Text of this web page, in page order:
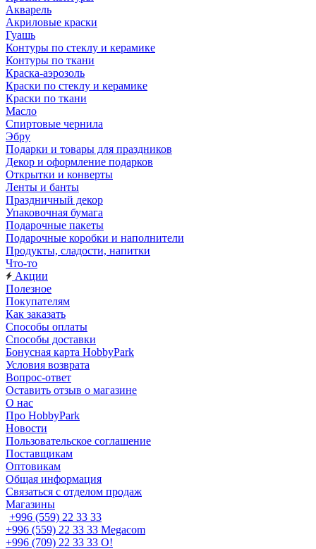
Акварель
Акриловые краски
Гуашь
Контуры по стеклу и керамике
Контуры по ткани
Краска-аэрозоль
Краски по стеклу и керамике
Краски по ткани
Масло
Спиртовые чернила
Эбру
Подарки и товары для праздников
Декор и оформление подарков
Открытки и конверты
Ленты и банты
Праздничный декор
Упаковочная бумага
Подарочные пакеты
Подарочные коробки и наполнители
Продукты, сладости, напитки
Что-то
Акции
Полезное
Покупателям
Как заказать
Способы оплаты
Способы доставки
Бонусная карта HobbyPark
Условия возврата
Вопрос-ответ
Оставить отзыв о магазине
О нас
Про HobbyPark
Новости
Пользовательское соглашение
Поставщикам
Оптовикам
Общая информация
Связаться с отделом продаж
Магазины
+996 (559) 22 33 33
+996 (559) 22 33 33 Megacom
+996 (709) 22 33 33 O!